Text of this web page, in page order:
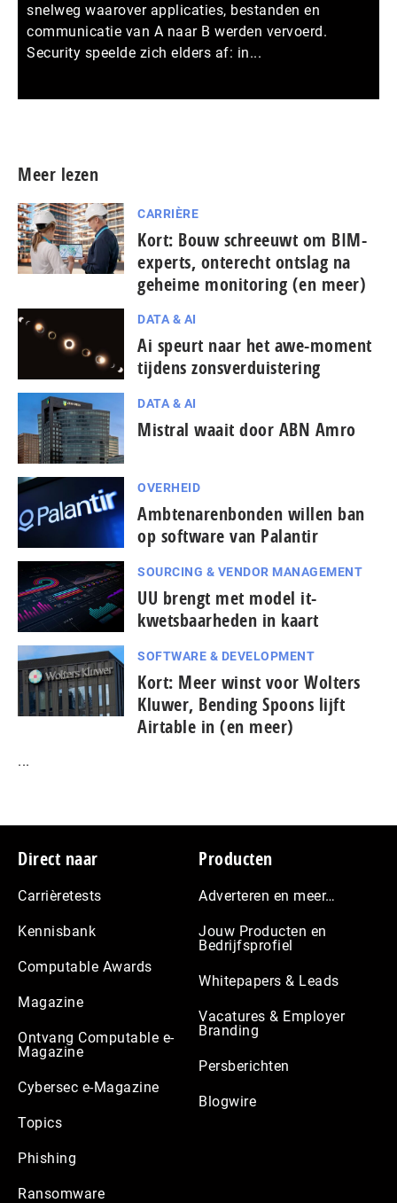
snelweg waarover applicaties, bestanden en
communicatie van A naar B werden vervoerd.
Security speelde zich elders af: in...
Meer lezen
CARRIÈRE
Kort: Bouw schreeuwt om BIM-
experts, onterecht ontslag na
geheime monitoring (en meer)
DATA & AI
Ai speurt naar het awe-moment
tijdens zonsverduistering
DATA & AI
Mistral waait door ABN Amro
OVERHEID
Ambtenarenbonden willen ban
op software van Palantir
SOURCING & VENDOR MANAGEMENT
UU brengt met model it-
kwetsbaarheden in kaart
SOFTWARE & DEVELOPMENT
Kort: Meer winst voor Wolters
Kluwer, Bending Spoons lijft
Airtable in (en meer)
...
Footer
Direct naar
Carrièretests
Kennisbank
Computable Awards
Magazine
Ontvang Computable e-
Magazine
Cybersec e-Magazine
Topics
Phishing
Ransomware
Producten
Adverteren en meer…
Jouw Producten en
Bedrijfsprofiel
Whitepapers & Leads
Vacatures & Employer
Branding
Persberichten
Blogwire